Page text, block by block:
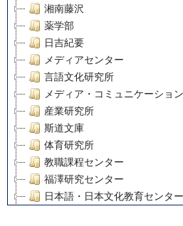
湘南藤沢
薬学部
日吉紀要
メディアセンター
言語文化研究所
メディア・コミュニケーショ
産業研究所
斯道文庫
体育研究所
教職課程センター
福澤研究センター
日本語・日本文化教育センター